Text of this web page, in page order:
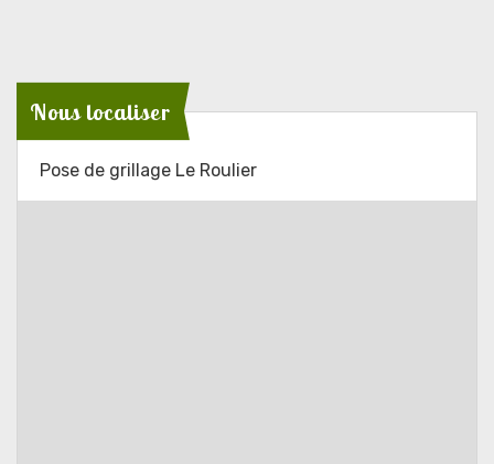
Nous localiser
Pose de grillage Le Roulier